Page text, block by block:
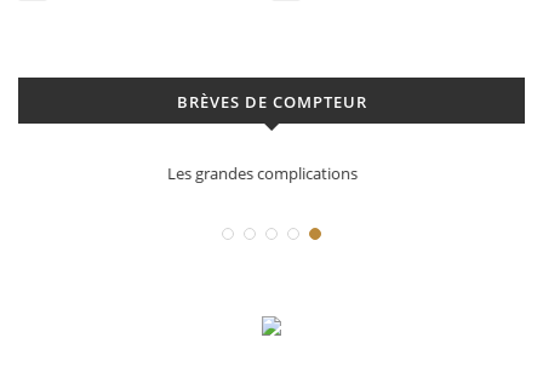
BRÈVES DE COMPTEUR
Déconstruction Parmigiani Fleurier